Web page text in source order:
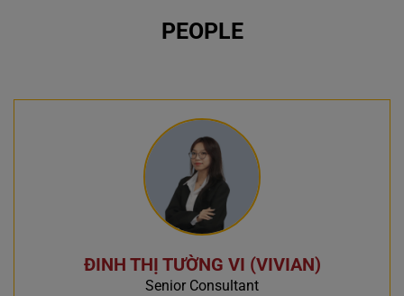
PEOPLE
ĐINH THỊ TƯỜNG VI (VIVIAN)
Senior Consultant